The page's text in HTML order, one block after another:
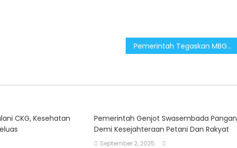
Pemerintah Tegaskan MBG Sebagai Program Jangka Panjang
CKG, Kesehatan
Pemerintah Genjot Swasembada Pangan
Demi Kesejahteraan Petani Dan Rakyat
September 2, 2025